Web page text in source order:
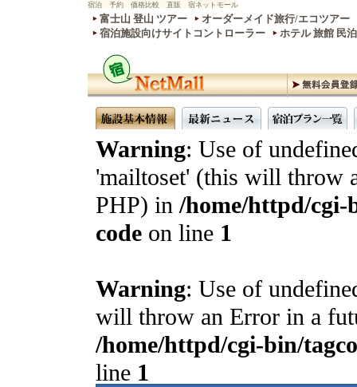
宿泊 予約 価格比較 直販 宿ネットモール
富士山 登山 ツアー
オーダーメイド旅行/エコツアー
宿泊施設向けサイトコントローラー
ホテル 旅館 民
Warning: Use of
'mailtoset' (this will throw
PHP) in/home/httpd/cgi-
code on line 1
Warning: Use of
will throw an Error in a
/home/httpd/cgi-bin/
line 1